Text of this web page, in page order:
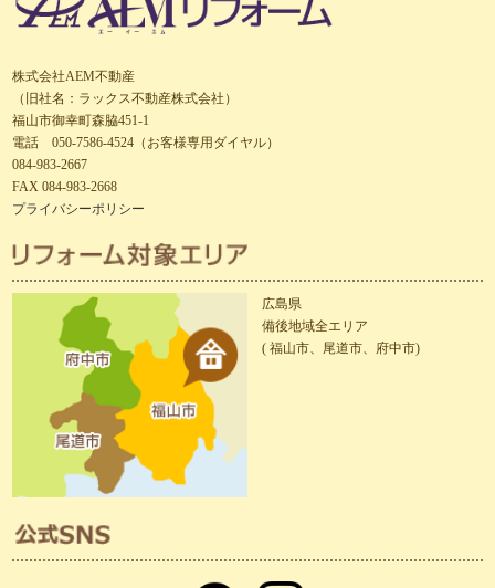
株式会社AEM不動産
（旧社名：ラックス不動産株式会社）
福山市御幸町森脇451-1
電話 050-7586-4524（お客様専用ダイヤル）
084-983-2667
FAX 084-983-2668
プライバシーポリシー
広島県
備後地域全エリア
( 福山市、尾道市、府中市)